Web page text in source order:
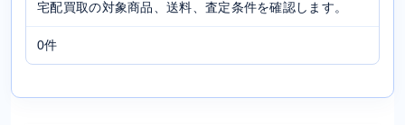
宅配買取の対象商品、送料、査定条件を確認します。
0件